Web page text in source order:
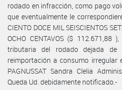
rodado en infracción, como pago
que eventualmente le
CIENTO DOCE MIL SEISCIENTOS
OCHO CENTAVOS ($ 112.671,88
tributaria del rodado dejada
reimportación a consumo irregular
PAGNUSSAT Sandra Clelia
Queda Ud. debidamente notificado.-